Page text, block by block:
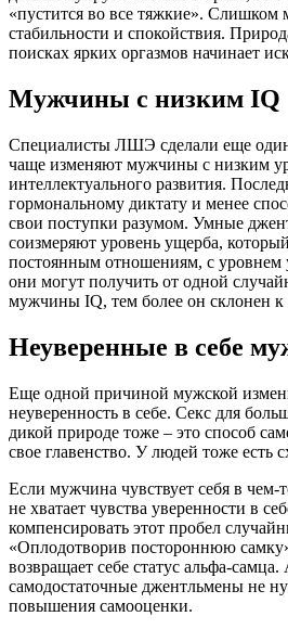
«пустится во все тяжкие». Слишком
стабильности и спокойствия.
поисках ярких оргазмов начинает
Мужчины с низким IQ
Специалисты ЛШЭ сделали еще
чаще изменяют мужчины с низким
интеллектуального развития.
гормональному диктату и менее
свои поступки разумом. Умные
соизмеряют уровень ущерба,
постоянным отношениям, с уровнем
они могут получить от одной
мужчины IQ, тем более он склонен к
Неуверенные в себе
Еще одной причиной мужской
неуверенность в себе. Секс для
дикой природе тоже – это способ
свое главенство. У людей тоже есть
Если мужчина чувствует себя в
не хватает чувства уверенности в
компенсировать этот пробел
«Оплодотворив постороннюю
возвращает себе статус альфа-
самодостаточные джентльмены не
повышения самооценки.